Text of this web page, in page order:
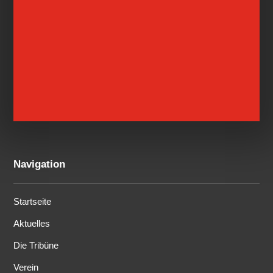
Navigation
Startseite
Aktuelles
Die Tribüne
Verein